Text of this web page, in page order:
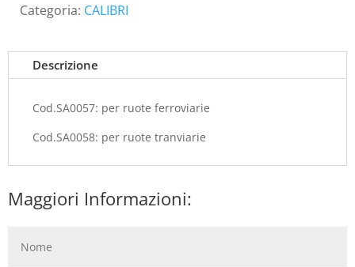
Categoria: CALIBRI
Descrizione
Cod.SA0057: per ruote ferroviarie
Cod.SA0058: per ruote tranviarie
Maggiori Informazioni: